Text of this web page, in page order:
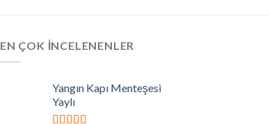
EN ÇOK İNCELENENLER
Yangın Kapı Menteşesi
Yaylı